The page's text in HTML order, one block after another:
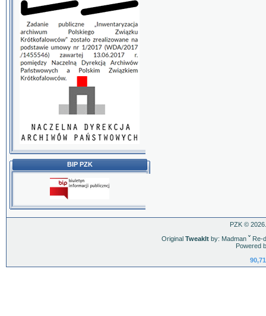
BIP PZK
PZK ©
Original TweakItby: Madman ˇRe-
Powered